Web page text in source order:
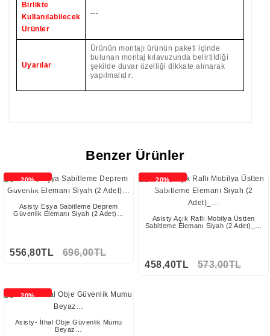
Birlikte
Kullanılabilecek
Ürünler
---
Uyarılar
Ürünün montajı ürünün paketi içinde
bulunan montaj kılavuzunda belirtildiği
şekilde duvar özelliği dikkate alınarak
yapılmalıdır.
Benzer Ürünler
20%
İNDİRİMLİ
Asisty Eşya Sabitleme Deprem
Güvenlik Elemanı Siyah (2 Adet)…
556,80TL 696,00TL
20%
İNDİRİMLİ
Asisty Açık Raflı Mobilya Üstten
Sabitleme Elemanı Siyah (2 Adet)_…
458,40TL 573,00TL
20%
Asisty- İthal Obje Güvenlik Mumu
Beyaz…